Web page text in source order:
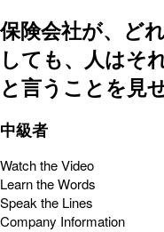
保険会社が、ど
しても、人はそ
と言うことを見
中級者
Watch the Video
Learn the Words
Speak the Lines
Company Information